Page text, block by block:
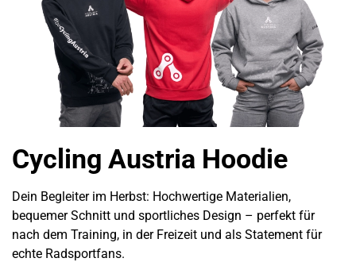
Cycling Austria Hoodie
Dein Begleiter im Herbst: Hochwertige Materialien,
bequemer Schnitt und sportliches Design – perfekt für
nach dem Training, in der Freizeit und als Statement für
echte Radsportfans.